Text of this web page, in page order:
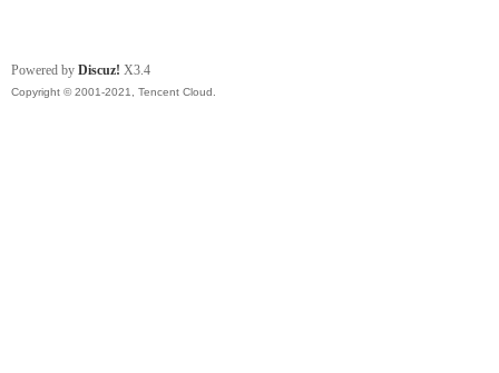
Powered by Discuz! X3.4
Copyright © 2001-2021, Tencent Cloud.